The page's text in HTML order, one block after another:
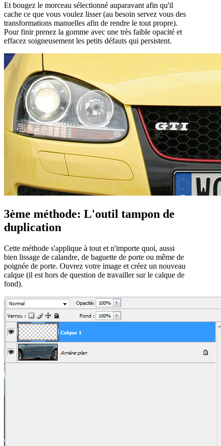
Et bougez le morceau sélectionné auparavant afin qu'il
cache ce que vous voulez lisser (au besoin servez vous des
transformations manuelles afin de rendre le tout propre).
Pour finir prenez la gomme avec une très faible opacité et
effacez soigneusement les petits défauts qui persistent.
3ème méthode: L'outil tampon de
duplication
Cette méthode s'applique à tout et n'importe quoi, aussi
bien lissage de calandre, de baguette de porte ou même de
poignée de porte. Ouvrez votre image et créez un nouveau
calque (il est hors de question de travailler sur le calque de
fond).